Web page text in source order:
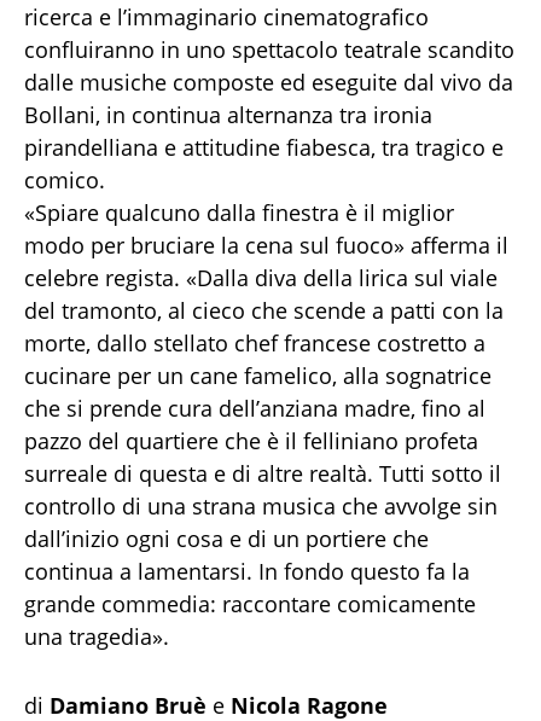
ricerca e l’immaginario cinematografico
confluiranno in uno spettacolo teatrale scandito
dalle musiche composte ed eseguite dal vivo da
Bollani, in continua alternanza tra ironia
pirandelliana e attitudine fiabesca, tra tragico e
comico.
«Spiare qualcuno dalla finestra è il miglior
modo per bruciare la cena sul fuoco» afferma il
celebre regista. «Dalla diva della lirica sul viale
del tramonto, al cieco che scende a patti con la
morte, dallo stellato chef francese costretto a
cucinare per un cane famelico, alla sognatrice
che si prende cura dell’anziana madre, fino al
pazzo del quartiere che è il felliniano profeta
surreale di questa e di altre realtà. Tutti sotto il
controllo di una strana musica che avvolge sin
dall’inizio ogni cosa e di un portiere che
continua a lamentarsi. In fondo questo fa la
grande commedia: raccontare comicamente
una tragedia».
di Damiano Bruè e Nicola Ragone